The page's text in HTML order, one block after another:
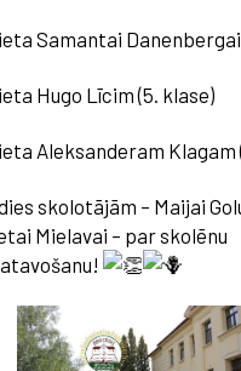
Samantai
Hugo Līcim (5. klase)
Aleksanderam Klagam
skolotājām – Maijai
Mielavai – par skolēnu